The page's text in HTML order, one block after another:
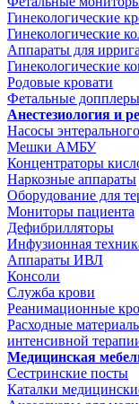
Гинекологические
Гинекологические
Аппараты для
Гинекологические
Родовые кровати
Фетальные допплеры
Анестезиология и
Насосы
Мешки АМБУ
Концентраторы
Наркозные аппараты
Оборудование для
Мониторы пациента
Дефибрилляторы
Инфузионная
Аппараты ИВЛ
Консоли
Служба крови
Реанимационные
Расходные
интенсивной
Медицинская
Сестринские посты
Каталки